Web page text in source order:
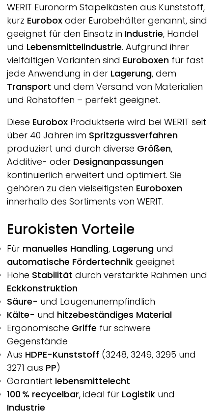
WERIT Euronorm Stapelkästen aus Kunststoff,
kurz Euroboxoder Eurobehälter genannt, sind
geeignet für den Einsatz in Industrie, Handel
und Lebensmittelindustrie. Aufgrund ihrer
vielfältigen Varianten sind Euroboxenfür fast
jede Anwendung in der Lagerung, dem
Transport und dem Versand von Materialien
und Rohstoffen – perfekt geeignet.
Diese EuroboxProduktserie wird bei WERIT seit
über 40 Jahren im Spritzgussverfahren
produziert und durch diverse Größen,
Additive- oder Designanpassungen
kontinuierlich erweitert und optimiert. Sie
gehören zu den vielseitigsten Euroboxen
innerhalb des Sortiments von WERIT.
Eurokisten Vorteile
Für manuelles Handling, Lagerungund
automatische Fördertechnikgeeignet
Hohe Stabilität durch verstärkte Rahmen und
Eckkonstruktion
Säure- und Laugenunempfindlich
Kälte- und hitzebeständiges Material
Ergonomische Griffe für schwere
Gegenstände
Aus HDPE-Kunststoff (3248, 3249, 3295 und
3271 aus PP)
Garantiert lebensmittelecht
100 % recycelbar, ideal für Logistikund
Industrie